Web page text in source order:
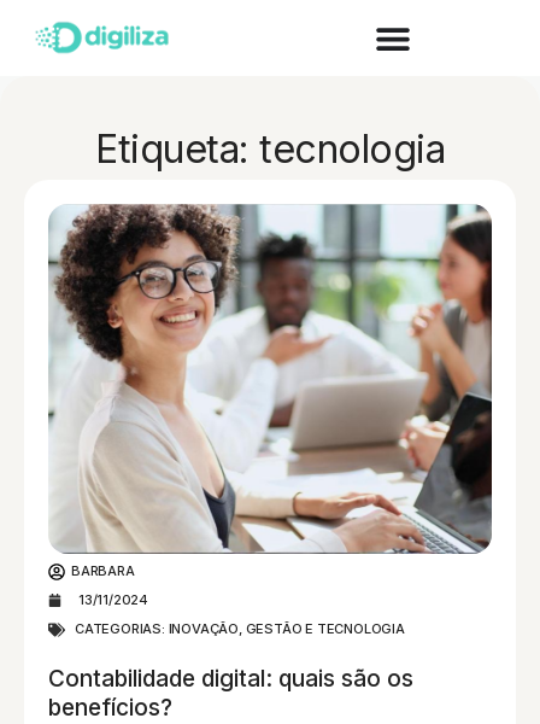
Etiqueta: tecnologia
BARBARA
13/11/2024
CATEGORIAS: INOVAÇÃO, GESTÃO E TECNOLOGIA
Contabilidade digital: quais são os
benefícios?